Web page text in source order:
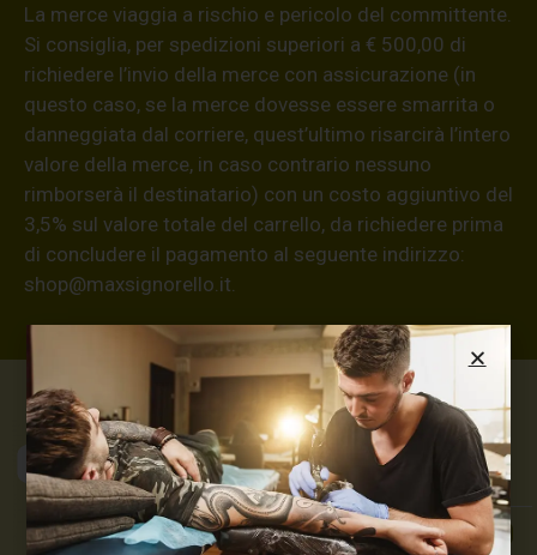
La merce viaggia a rischio e pericolo del committente.
Si consiglia, per spedizioni superiori a € 500,00 di
richiedere l’invio della merce con assicurazione (in
questo caso, se la merce dovesse essere smarrita o
danneggiata dal corriere, quest’ultimo risarcirà l’intero
valore della merce, in caso contrario nessuno
rimborserà il destinatario) con un costo aggiuntivo del
3,5% sul valore totale del carrello, da richiedere prima
di concludere il pagamento al seguente indirizzo:
shop@maxsignorello.it
Max Signorello
Tattoo Supply
TUTTO PER IL TUO